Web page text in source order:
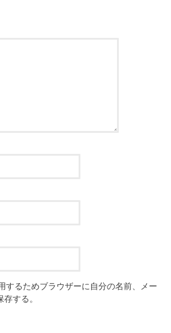
するためブラウザーに自分の名前、メー
する。